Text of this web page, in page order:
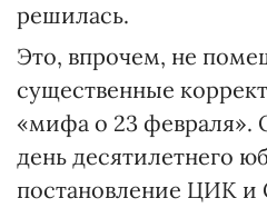
решилась.
Это, впрочем, не
существенные
«мифа о 23 февраля».
день десятилетнего
постановление ЦИК